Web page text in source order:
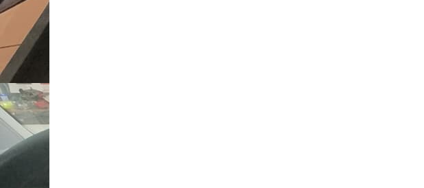
Smart
Fiat
Jeep
Volvo
Iveco